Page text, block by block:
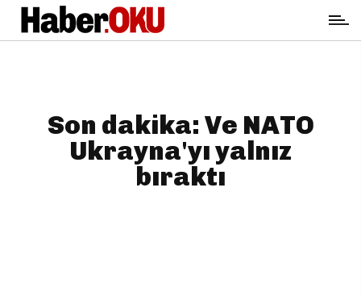
Son dakika: Ve NATO
Ukrayna'yı yalnız
bıraktı